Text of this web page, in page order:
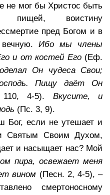
не мог бы Христос быть
пищей, воистину
пред Богом и в
Ибо мы члены
и от костей Его(Еф.
Он чудеса Свои;
Пищу даёт Он
4-5). Вкусите, и
(Пс. 3, 9).
Бог, если не утешает и
Святым Своим Духом,
и насыщает нас? Мой
пира, освежает меня
вином (Песн. 2, 4-5), –
смертоносному